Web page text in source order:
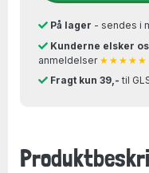
På lager - sendes i
Kunderne elsker os
anmeldelser ★★★★★
Fragt kun 39,- til